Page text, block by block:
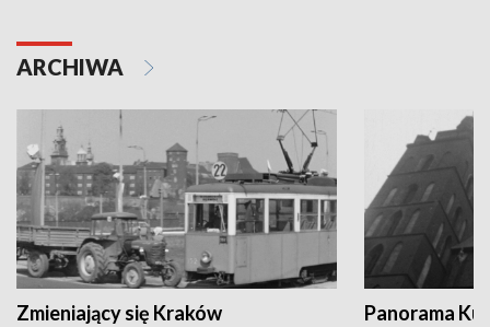
ARCHIWA
Zmieniający się Kraków Panorama